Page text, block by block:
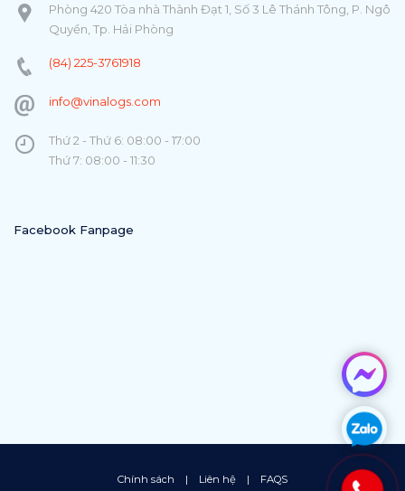
Phòng 420 Tòa nhà Thành Đạt 1, Số 3 Lê Thánh Tông, P. Ngô
Quyền, Tp. Hải Phòng
(84) 225-3761918
info@vinalogs.com
Thứ 2 - Thứ 6: 08:00 - 17:00
Thứ 7: 08:00 - 11:30
Facebook Fanpage
Chính sách | Liên hệ | FAQS